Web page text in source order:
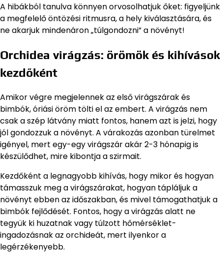
A hibákból tanulva könnyen orvosolhatjuk őket: figyeljünk
a megfelelő öntözési ritmusra, a hely kiválasztására, és
ne akarjuk mindenáron „túlgondozni” a növényt!
Orchidea virágzás: örömök és kihívások
kezdőként
Amikor végre megjelennek az első virágszárak és
bimbók, óriási öröm tölti el az embert. A virágzás nem
csak a szép látvány miatt fontos, hanem azt is jelzi, hogy
jól gondozzuk a növényt. A várakozás azonban türelmet
igényel, mert egy-egy virágszár akár 2-3 hónapig is
készülődhet, mire kibontja a szirmait.
Kezdőként a legnagyobb kihívás, hogy mikor és hogyan
támasszuk meg a virágszárakat, hogyan tápláljuk a
növényt ebben az időszakban, és mivel támogathatjuk a
bimbók fejlődését. Fontos, hogy a virágzás alatt ne
tegyük ki huzatnak vagy túlzott hőmérséklet-
ingadozásnak az orchideát, mert ilyenkor a
legérzékenyebb.